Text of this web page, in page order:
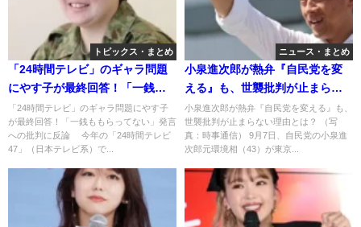
トピックス・まとめ
「24時間テレビ」のギャラ問題
にやす子が最終回答！「一銭も
もらってない」発言への批判に
反論
「24時間テレビ」のギャラ問題にやす子
が最終回答！「一銭ももらってない」発言
への批判に反論 今年の「24時間テレビ
47」（日本テレビ系）で...
ニュース・まとめ
小泉進次郎が熱弁『自民党を変
える』も、世襲批判が止まらな
い理由とは？
小泉進次郎が熱弁『自民党を変える』も、
世襲批判が止まらない理由とは？ （写
真：時事通信） 9月7日、自民党の小泉進
次郎元環境相（43）が東京...